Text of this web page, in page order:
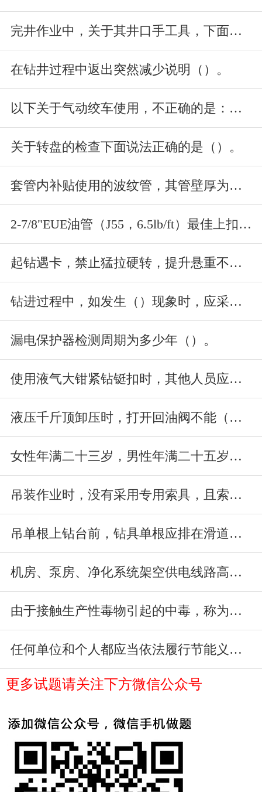
完井作业中，关于其井口手工具，下面描述不正确的是（）。
在钻井过程中返出突然减少说明（）。
以下关于气动绞车使用，不正确的是：（）。
关于转盘的检查下面说法正确的是（）。
套管内补贴使用的波纹管，其管壁厚为（）mm。
2-7/8"EUE油管（J55，6.5lb/ft）最佳上扣扭矩值
起钻遇卡，禁止猛拉硬转，提升悬重不超过原悬重（）kN。
钻进过程中，如发生（）现象时，应采取“低速慢进、边进边退”的措施
漏电保护器检测周期为多少年（）。
使用液气大钳紧钻铤扣时，其他人员应处在井口多少米外的安全位置（）
液压千斤顶卸压时，打开回油阀不能（），以防下降速度过快发生危险。
女性年满二十三岁，男性年满二十五岁，属晚婚晚育。
吊装作业时，没有采用专用索具，且索具与重物不匹配。多根索具吊装重
吊单根上钻台前，钻具单根应排在滑道中间以后，在进行吊单根作业。
机房、泵房、净化系统架空供电线路高于工作面2.5m。
由于接触生产性毒物引起的中毒，称为职业中毒。
任何单位和个人都应当依法履行节能义务，有权检举浪费能源的行为。
更多试题请关注下方微信公众号